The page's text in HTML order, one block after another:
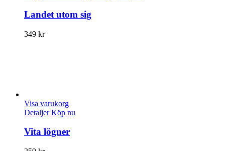
Landet utom sig
349 kr
Visa varukorg
Detaljer Köp nu
Vita lögner